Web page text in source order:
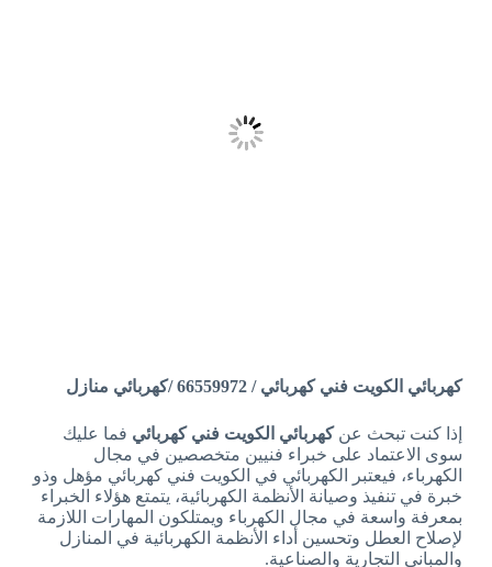
كهربائي الكويت فني كهربائي / 66559972 /كهربائي منازل
إذا كنت تبحث عنكهربائي الكويت فني كهربائي فما عليك
سوى الاعتماد على خبراء فنيين متخصصين في مجال
الكهرباء، فيعتبر الكهربائي في الكويت فني كهربائي مؤهل وذو
خبرة في تنفيذ وصيانة الأنظمة الكهربائية، يتمتع هؤلاء الخبراء
بمعرفة واسعة في مجال الكهرباء ويمتلكون المهارات اللازمة
لإصلاح العطل وتحسين أداء الأنظمة الكهربائية في المنازل
والمباني التجارية والصناعية.